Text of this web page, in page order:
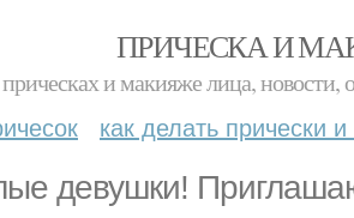
ПРИЧЕСКА И
и макияже лица, новости,
как делать прически
девушки!